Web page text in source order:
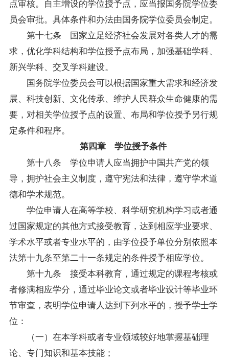
点审核。自主增设的学位授予点，应当报国务院学位委
员会审批。具体条件和办法由国务院学位委员会制定。
第十七条 国家立足经济社会发展对各类人才的需
求，优化学科结构和学位授予点布局，加强基础学科、
新兴学科、交叉学科建设。
国务院学位委员会可以根据国家重大需求和经济发
展、科技创新、文化传承、维护人民群众生命健康的需
要，对相关学位授予点的设置、布局和学位授予另行规
定条件和程序。
第四章 学位授予条件
第十八条 学位申请人应当拥护中国共产党的领
导，拥护社会主义制度，遵守宪法和法律，遵守学术道
德和学术规范。
学位申请人在高等学校、科学研究机构学习或者通
过国家规定的其他方式接受教育，达到相应学业要求、
学术水平或者专业水平的，由学位授予单位分别依照本
法第十九条至第二十一条规定的条件授予相应学位。
第十九条 接受本科教育，通过规定的课程考核或
者修满相应学分，通过毕业论文或者毕业设计等毕业环
节审查，表明学位申请人达到下列水平的，授予学士学
位：
（一）在本学科或者专业领域较好地掌握基础理
论、专门知识和基本技能；